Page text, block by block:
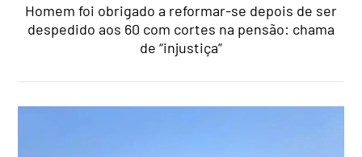
Homem foi obrigado a reformar-se depois de ser
despedido aos 60 com cortes na pensão: chama
de “injustiça”